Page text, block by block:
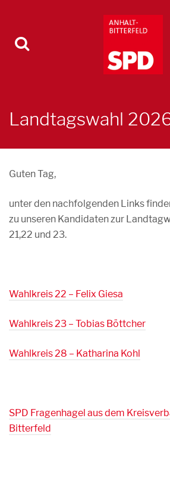
Landtagswahl
Guten Tag,
unter den nachfolgenden Links
zu unseren Kandidaten zur
21,22 und 23.
Wahlkreis 22 – Felix Giesa
Wahlkreis 23 – Tobias Böttcher
Wahlkreis 28 – Katharina Kohl
SPD Fragenhagel aus dem
Bitterfeld